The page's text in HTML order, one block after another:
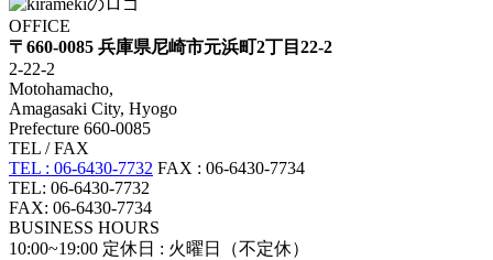
OFFICE
〒660-0085 兵庫県尼崎市元浜町2丁目22-2
2-22-2
Motohamacho,
Amagasaki City, Hyogo
Prefecture 660-0085
TEL / FAX
TEL : 06-6430-7732 FAX : 06-6430-7734
TEL: 06-6430-7732
FAX: 06-6430-7734
BUSINESS HOURS
10:00~19:00 定休日 : 火曜日（不定休）